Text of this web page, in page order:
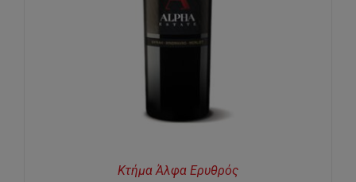
Κτήμα Άλφα Ερυθρός